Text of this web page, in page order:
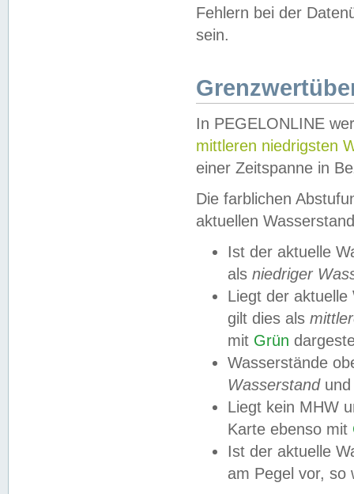
Fehlern bei der
sein.
In PEGELONLINE
mittleren niedrigsten
einer Zeitspanne in
Die farblichen
aktuellen
Ist der aktuelle
als niedriger
Liegt der
gilt dies als
mit Grün
Wasserstände
Wasserstandund
Liegt kein MHW
Karte ebenso mit
Ist der aktuelle
am Pegel vor,